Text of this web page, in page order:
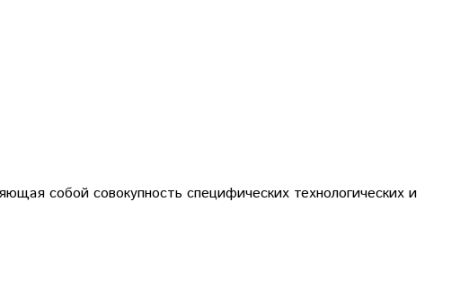
собой совокупность специфических технологических и